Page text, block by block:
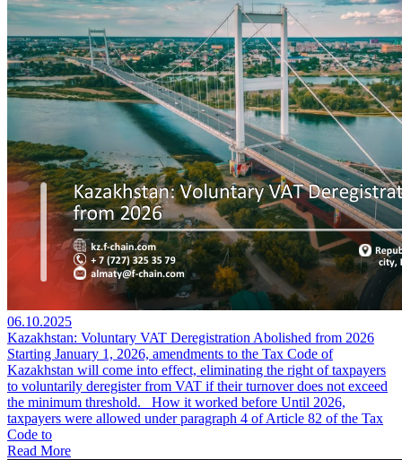
06.10.2025
Kazakhstan: Voluntary VAT Deregistration Abolished from 2026
Starting January 1, 2026, amendments to the Tax Code of
Kazakhstan will come into effect, eliminating the right of taxpayers
to voluntarily deregister from VAT if their turnover does not exceed
the minimum threshold. How it worked before Until 2026,
taxpayers were allowed under paragraph 4 of Article 82 of the Tax
Code to
Read More